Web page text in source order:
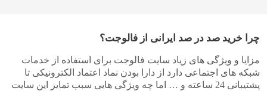
چرا خرید صد در صد ایرانی از فالوجت؟
مزایا و ویژگی های زیاد سایت فالوجت برای استفاده از خدمات
شبکه های اجتماعی دارد از دارا بودن نماد اعتماد الکترونیکی تا
پشتیبانی 24 ساعته و … اما چه ویژگی هایی سبب تمایز این سایت